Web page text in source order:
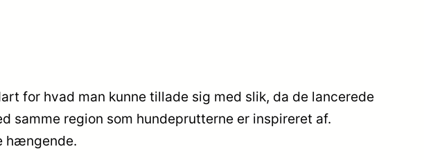
for hvad man kunne tillade sig med slik, da de lancerede
samme region som hundeprutterne er inspireret af.
hængende.